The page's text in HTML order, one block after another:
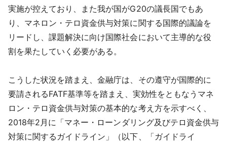
実施が控えており、また我が国がG20の議長国でもあ
り、マネロン・テロ資金供与対策に関する国際的議論を
リードし、課題解決に向け国際社会において主導的な役
割を果たしていく必要がある。
こうした状況を踏まえ、金融庁は、その遵守が国際的に
要請されるFATF基準等を踏まえ、実効性をともなうマネ
ロン・テロ資金供与対策の基本的な考え方を示すべく、
2018年2月に「マネー・ローンダリング及びテロ資金供与
対策に関するガイドライン」（以下、「ガイドライ